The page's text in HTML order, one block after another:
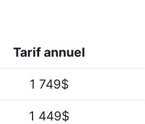
Tarif annuel
1 749$
1 449$